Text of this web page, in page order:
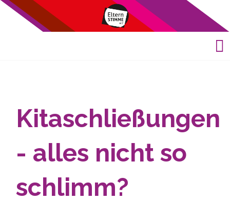
Kitaschließungen
- alles nicht so
schlimm?